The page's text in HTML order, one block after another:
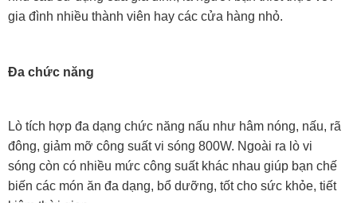
gia đình nhiều thành viên hay các cửa hàng nhỏ.
Đa chức năng
Lò tích hợp đa dạng chức năng nấu như hâm nóng, nấu, rã
đông, giảm mỡ công suất vi sóng 800W. Ngoài ra lò vi
sóng còn có nhiều mức công suất khác nhau giúp bạn chế
biến các món ăn đa dạng, bổ dưỡng, tốt cho sức khỏe, tiết